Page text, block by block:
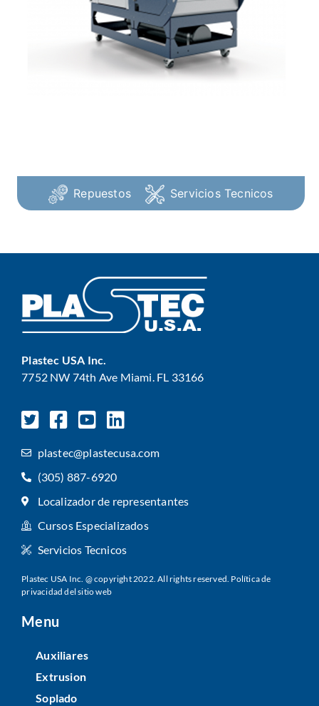
Repuestos Servicios Tecnicos
Plastec USA Inc.
7752 NW 74th Ave Miami. FL 33166
plastec@plastecusa.com
(305) 887-6920
Localizador de representantes
Cursos Especializados
Servicios Tecnicos
Plastec USA Inc. @ copyright 2022. All rights reserved. Política de
privacidad del sitio web
Menu
Auxiliares
Extrusion
Soplado